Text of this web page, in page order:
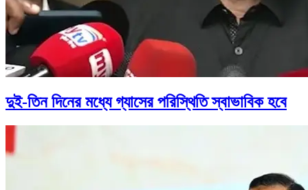
দুই-তিন দিনের মধ্যে গ্যাসের পরিস্থিতি স্বাভাবিক হবে